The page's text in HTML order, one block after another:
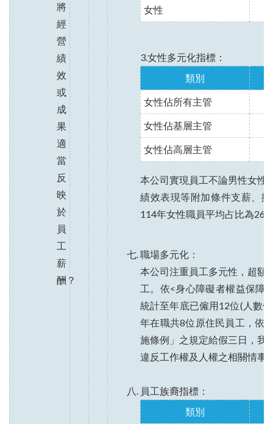
將
經
營
績
效
或
成
果
適
當
反
映
於
員
工
薪
酬？
女性
3.女性多元化指標：
類別
女性佔所有主管
女性佔基層主管
女性佔高層主管
本公司實現員工不論男性女性
績效表現等附加條件支薪、
114年女性職員平均占比為
職場多元化：
本公司注重員工多元性，超額
工。依<身心障礙者權益保障
統計至年底已僱用12位(人數
年在職共8位原住民員工，依
施條例」之規定給假三日，我
違反工作權及人權之相關情事
員工族裔指標：
類別